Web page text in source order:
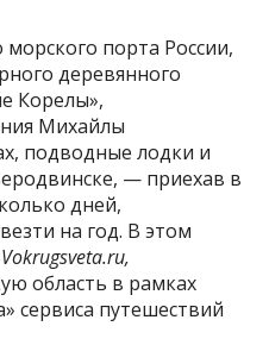
порта России,
деревянного
Корелы»,
Михайлы
подводные лодки и
— приехав в
дней,
на год. В этом
Vokrugsveta.ru,
область в рамках
сервиса путешествий